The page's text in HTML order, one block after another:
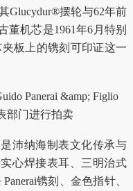
Glucydur®摆轮与62年前
董机芯是1961年6月特别
夹板上的镌刻可印证这一
沛纳海制表文化传承与
心焊接表耳、三明治式
镌刻、金色指针、